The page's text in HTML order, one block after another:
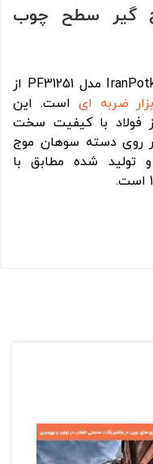
گیر سطح چوب
موج گیر سطح چوب IranPotk مدل PF31251 از
ضربه ایاست. این
فولاد با کیفیت سخت
روی دسته سوهان موج
میلی‌متری و تولید شده مطابق با